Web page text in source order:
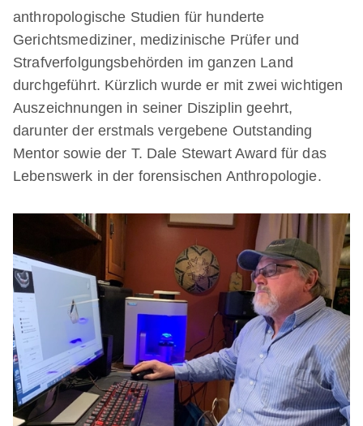
anthropologische Studien für hunderte
Gerichtsmediziner, medizinische Prüfer und
Strafverfolgungsbehörden im ganzen Land
durchgeführt. Kürzlich wurde er mit zwei wichtigen
Auszeichnungen in seiner Disziplin geehrt,
darunter der erstmals vergebene Outstanding
Mentor sowie der T. Dale Stewart Award für das
Lebenswerk in der forensischen Anthropologie.